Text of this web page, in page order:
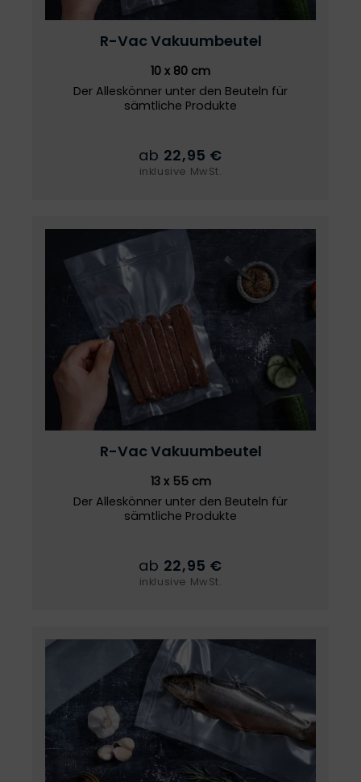
R-Vac Vakuumbeutel
10 x 80 cm
Der Alleskönner unter den Beuteln für
sämtliche Produkte
ab 22,95 €
inklusive MwSt.
R-Vac Vakuumbeutel
13 x 55 cm
Der Alleskönner unter den Beuteln für
sämtliche Produkte
ab 22,95 €
inklusive MwSt.